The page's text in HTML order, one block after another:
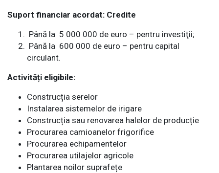
Suport financiar acordat: Credite
Până la 5 000 000 de euro – pentru investiţii;
Până la 600 000 de euro – pentru capital
circulant.
Activități eligibile:
Construcția serelor
Instalarea sistemelor de irigare
Construcția sau renovarea halelor de producție
Procurarea camioanelor frigorifice
Procurarea echipamentelor
Procurarea utilajelor agricole
Plantarea noilor suprafețe